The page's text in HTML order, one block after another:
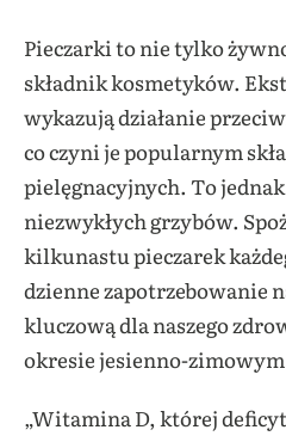
Pieczarki to nie tylko
składnik kosmetyków.
wykazują działanie
co czyni je popularnym
pielęgnacyjnych. To
niezwykłych grzybów.
kilkunastu pieczarek
dzienne zapotrzebowanie
kluczową dla naszego
okresie jesienno-
„Witamina D, której